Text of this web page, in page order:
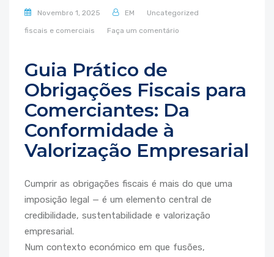
Novembro 1, 2025 EM Uncategorized
fiscais e comerciais Faça um comentário
Guia Prático de
Obrigações Fiscais para
Comerciantes: Da
Conformidade à
Valorização Empresarial
Cumprir as obrigações fiscais é mais do que uma
imposição legal — é um elemento central de
credibilidade, sustentabilidade e valorização
empresarial.
Num contexto económico em que fusões,